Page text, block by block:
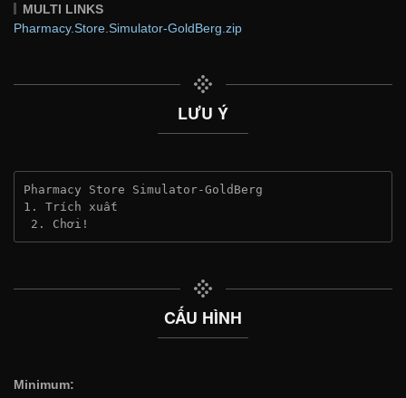
MULTI LINKS
Pharmacy.Store.Simulator-GoldBerg.zip
LƯU Ý
Pharmacy Store Simulator-GoldBerg
1. Trích xuất
2. Chơi!
CẤU HÌNH
Minimum: